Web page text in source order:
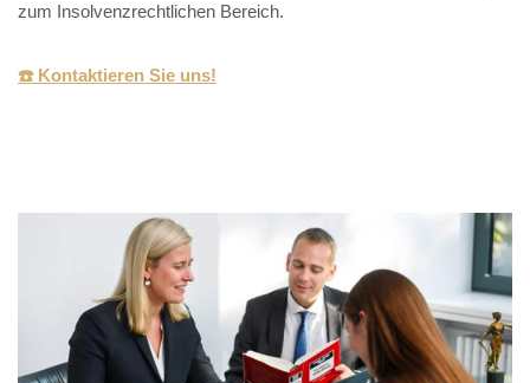
zum Insolvenzrechtlichen Bereich.
☎️ Kontaktieren Sie uns!